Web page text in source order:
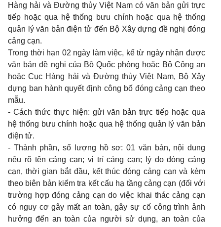
Hàng hải và Đường thủy Việt Nam có văn bản gửi trực
tiếp hoặc qua hệ thống bưu chính hoặc qua hệ thống
quản lý văn bản điện tử đến Bộ Xây dựng đề nghị đóng
cảng cạn.
Trong thời hạn 02 ngày làm việc, kể từ ngày nhận được
văn bản đề nghị của Bộ Quốc phòng hoặc Bộ Công an
hoặc Cục Hàng hải và Đường thủy Việt Nam, Bộ Xây
dựng ban hành quyết định công bố đóng cảng cạn theo
mẫu.
- Cách thức thực hiện: gửi văn bản trực tiếp hoặc qua
hệ thống bưu chính hoặc qua hệ thống quản lý văn bản
điện tử.
- Thành phần, số lượng hồ sơ: 01 văn bản, nội dung
nêu rõ tên cảng cạn; vị trí cảng cạn; lý do đóng cảng
cạn, thời gian bắt đầu, kết thúc đóng cảng cạn và kèm
theo biên bản kiểm tra kết cấu hạ tầng cảng cạn (đối với
trường hợp đóng cảng cạn do việc khai thác cảng cạn
có nguy cơ gây mất an toàn, gây sự cố công trình ảnh
hưởng đến an toàn của người sử dụng, an toàn của